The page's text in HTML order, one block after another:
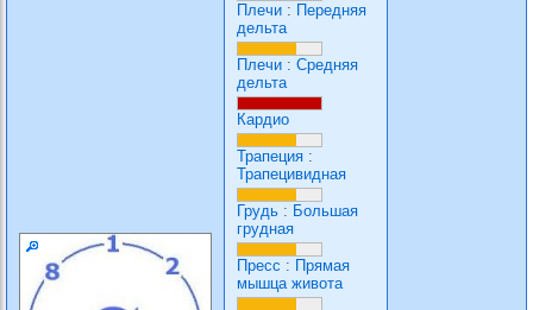
Плечи : Передняя
дельта
Плечи : Средняя
дельта
Кардио
Трапеция :
Трапецивидная
Грудь : Большая
грудная
Пресс : Прямая
мышца живота